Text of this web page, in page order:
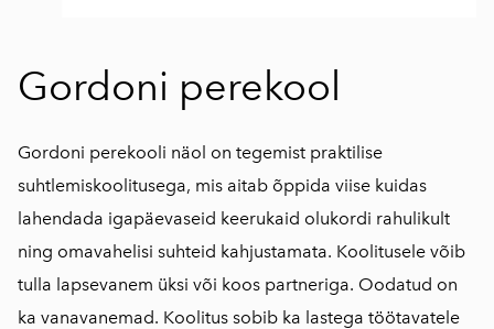
Gordoni perekool
Gordoni perekooli näol on tegemist praktilise
suhtlemiskoolitusega, mis aitab õppida viise kuidas
lahendada igapäevaseid keerukaid olukordi rahulikult
ning omavahelisi suhteid kahjustamata. Koolitusele võib
tulla lapsevanem üksi või koos partneriga. Oodatud on
ka vanavanemad. Koolitus sobib ka lastega töötavatele